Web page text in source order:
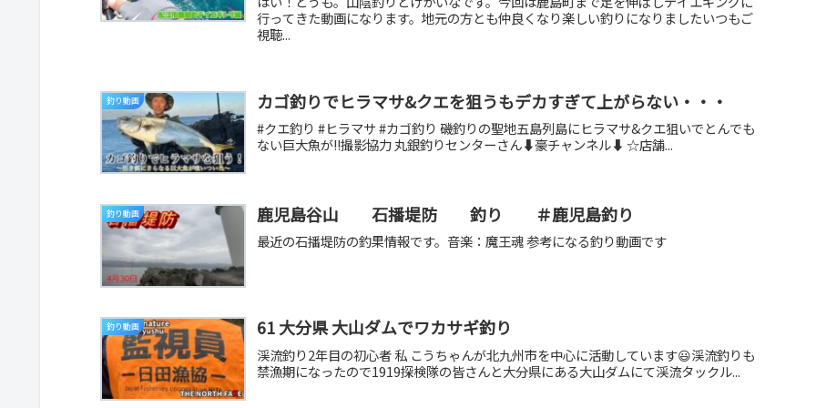
行ってきた動画になります。地元の方とも仲良くなり楽しい釣りになりましたいつもご
視聴...
釣り動画 カゴ釣りでヒラマサ&クエを狙うもデカすぎて上がらない・・・
#クエ釣り #ヒラマサ #カゴ釣り 磯釣りの聖地五島列島にヒラマサ&クエ狙いでとんでも
ない巨大魚が!!撮影協力 丸銀釣りセンターさん⬇︎豪チャンネル⬇︎ ☆店舗...
釣り動画 鹿児島谷山 石播堤防 釣り ＃鹿児島釣り
最近の石播堤防の釣果情報です。音楽：魔王魂 参考になる釣り動画です
釣り動画 61 大分県 大山ダムでワカサギ釣り
渓流釣り2年目の初心者 私 こうちゃんが北九州市を中心に活動しています😃渓流釣りも
禁漁期になったので1919探検隊の皆さんと大分県にある大山ダムにて渓流タックル...